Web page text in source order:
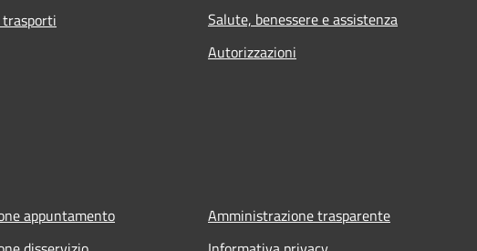
Salute, benessere e assistenza
Autorizzazioni
appuntamento
Amministrazione trasparente